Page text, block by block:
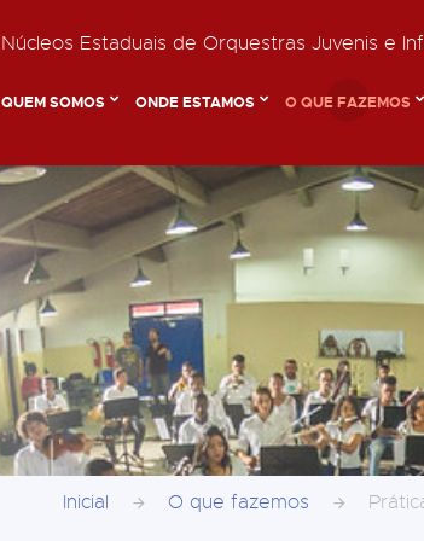
Núcleos Estaduais de Orquestras Juvenis e
QUEM SOMOS ONDE ESTAMOS O QUE FAZEMOS
Inicial O que fazemos